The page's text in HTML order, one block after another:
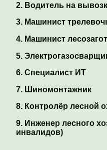
2. Водитель на
3. Машинист
4. Машинист
5.
6. Специалист ИТ
7. Шиномонтажник
8. Контролёр лесной
9. Инженер лесного
инвалидов)